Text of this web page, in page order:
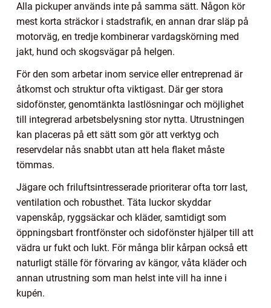
Alla pickuper används inte på samma sätt. Någon kör
mest korta sträckor i stadstrafik, en annan drar släp på
motorväg, en tredje kombinerar vardagskörning med
jakt, hund och skogsvägar på helgen.
För den som arbetar inom service eller entreprenad är
åtkomst och struktur ofta viktigast. Där ger stora
sidofönster, genomtänkta lastlösningar och möjlighet
till integrerad arbetsbelysning stor nytta. Utrustningen
kan placeras på ett sätt som gör att verktyg och
reservdelar nås snabbt utan att hela flaket måste
tömmas.
Jägare och friluftsintresserade prioriterar ofta torr last,
ventilation och robusthet. Täta luckor skyddar
vapenskåp, ryggsäckar och kläder, samtidigt som
öppningsbart frontfönster och sidofönster hjälper till att
vädra ur fukt och lukt. För många blir kårpan också ett
naturligt ställe för förvaring av kängor, våta kläder och
annan utrustning som man helst inte vill ha inne i
kupén.